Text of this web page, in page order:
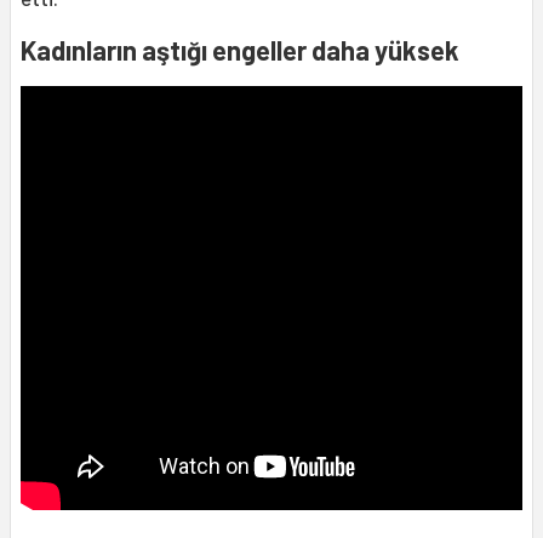
Kadınların aştığı engeller daha yüksek